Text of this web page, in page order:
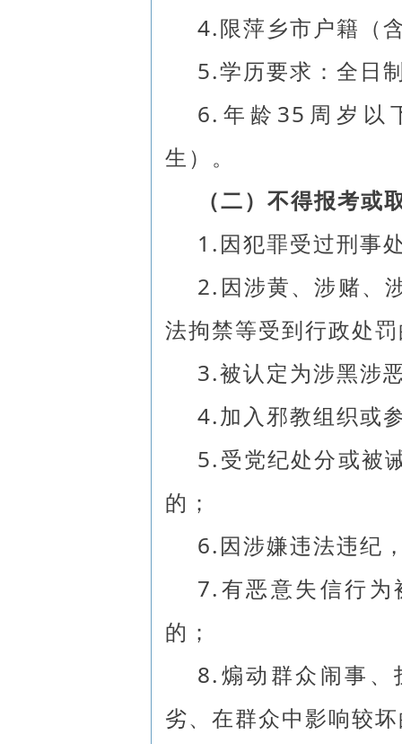
4.限萍乡市户籍（
5.学历要求：全日
6.年龄35周岁以
生）。
（二）不得报考或
1.因犯罪受过刑事
2.因涉黄、涉赌、
法拘禁等受到行政处
3.被认定为涉黑涉
4.加入邪教组织或
5.受党纪处分或被
的；
6.因涉嫌违法违纪
7.有恶意失信行
的；
8.煽动群众闹事
劣、在群众中影响较